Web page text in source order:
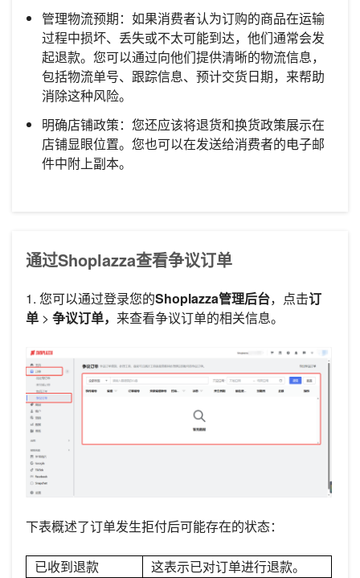
管理物流预期：如果消费者认为订购的商品在运输
过程中损坏、丢失或不太可能到达，他们通常会发
起退款。您可以通过向他们提供清晰的物流信息，
包括物流单号、跟踪信息、预计交货日期，来帮助
消除这种风险。
明确店铺政策：您还应该将退货和换货政策展示在
店铺显眼位置。您也可以在发送给消费者的电子邮
件中附上副本。
通过Shoplazza查看争议订单
1. 您可以通过登录您的Shoplazza管理后台，点击订
单 > 争议订单， 来查看争议订单的相关信息。
下表概述了订单发生拒付后可能存在的状态：
已收到退款
这表示已对订单进行退款。